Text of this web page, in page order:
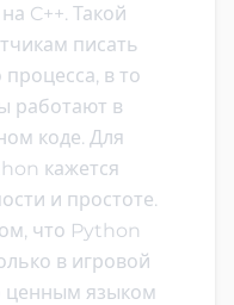
C++. Такой
писать
в то
работают в
коде. Для
кажется
и простоте.
что Python
в игровой
ценным языком